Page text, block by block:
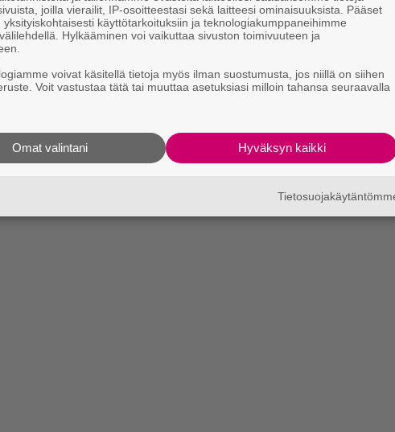
joilla vierailit, IP-osoitteestasi sekä laitteesi ominaisuuksista. Pääset
käyttötarkoituksiin ja teknologiakumppaneihimme
Hylkääminen voi vaikuttaa sivuston toimivuuteen ja
voivat käsitellä tietoja myös ilman suostumusta, jos niillä on siihen
Voit vastustaa tätä tai muuttaa asetuksiasi milloin tahansa seuraavalla
Hyväksyn kaikki
Omat valintani